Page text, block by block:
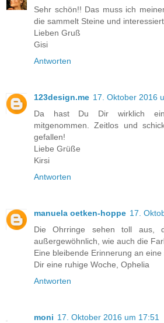
Sehr schön!! Das muss ich
die sammelt Steine und
Lieben Gruß
Gisi
Antworten
123design.me 17. Oktober 2016
Da hast Du Dir wirklich
mitgenommen. Zeitlos und
gefallen!
Liebe Grüße
Kirsi
Antworten
manuela oetken-hoppe 17.
Die Ohrringe sehen toll aus,
außergewöhnlich, wie auch die
Eine bleibende Erinnerung an eine
Dir eine ruhige Woche, Ophelia
Antworten
moni 17. Oktober 2016 um 17:51